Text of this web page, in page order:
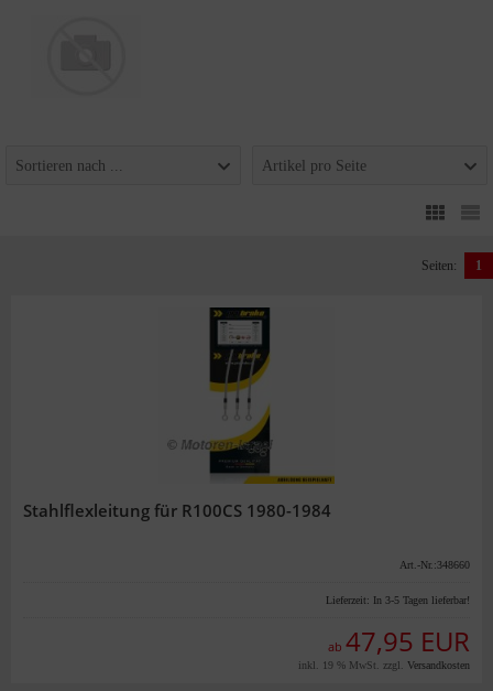
Sortieren nach ... Artikel pro Seite
Seiten: 1
Stahlflexleitung für R100CS 1980-1984
Art.-Nr.:348660
Lieferzeit: In 3-5 Tagen lieferbar!
ab 47,95 EUR
inkl. 19 % MwSt. zzgl. Versandkosten